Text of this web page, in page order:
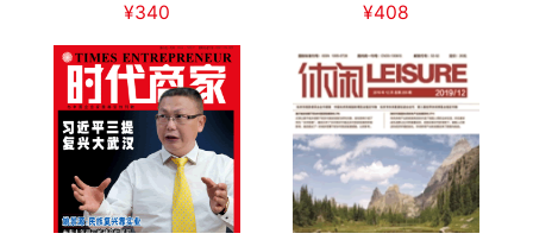
¥340 ¥408